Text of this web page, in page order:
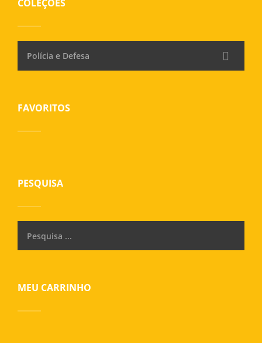
COLEÇÕES
Polícia e Defesa
FAVORITOS
PESQUISA
MEU CARRINHO